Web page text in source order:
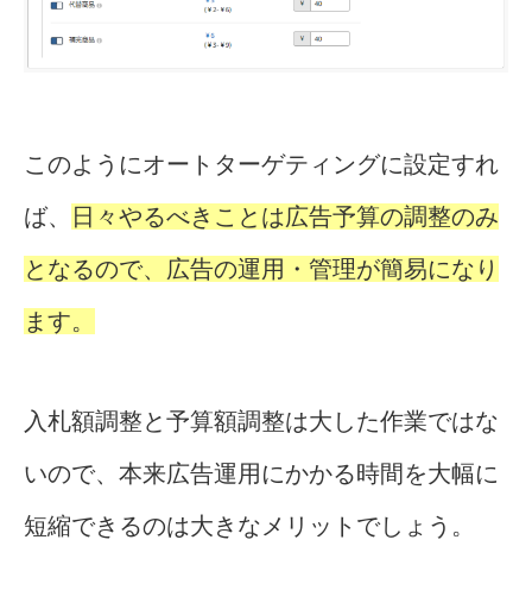
このようにオートターゲティングに設定すれ
ば、
日々やるべきことは広告予算の調整のみ
となるので、広告の運用・管理が簡易になり
ます。
入札額調整と予算額調整は大した作業ではな
いので、本来広告運用にかかる時間を大幅に
短縮できるのは大きなメリットでしょう。